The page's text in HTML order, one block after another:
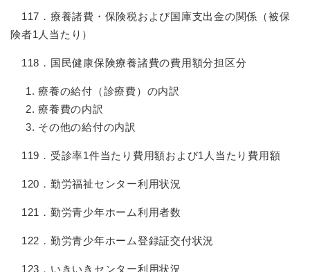
117．療養諸費・保険税および国庫支出金の関係（被保
険者1人当たり）
118．国民健康保険療養諸費の費用額分担区分
療養の給付（診療費）の内訳
療養費の内訳
その他の給付の内訳
119．受診率1件当たり費用額および1人当たり費用額
120．勤労福祉センター利用状況
121．勤労青少年ホーム利用者数
122．勤労青少年ホーム登録証交付状況
123．いきいきセンター利用状況